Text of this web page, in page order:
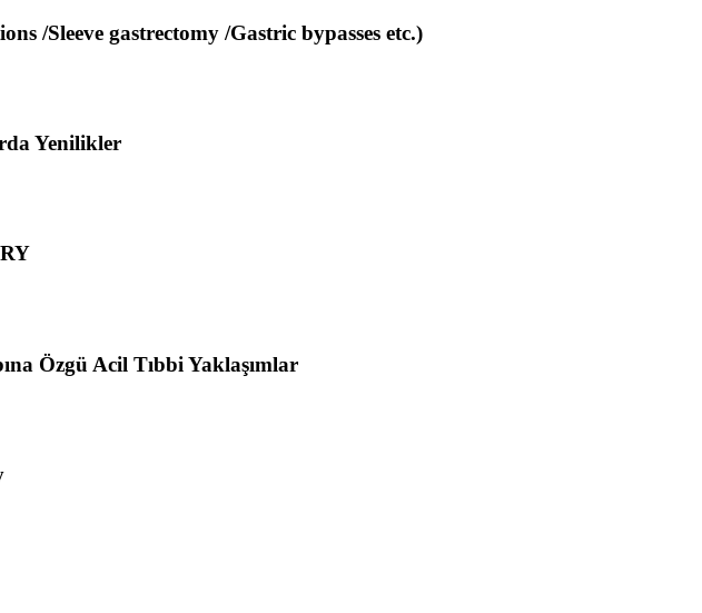
/Sleeve gastrectomy /Gastric bypasses etc.)
Yenilikler
Özgü Acil Tıbbi Yaklaşımlar